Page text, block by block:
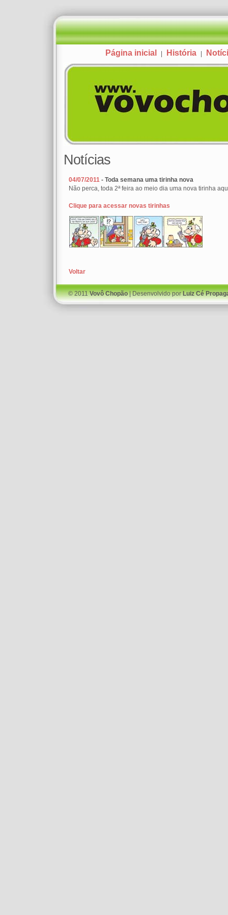
Página inicial História
Notícias
04/07/2011 - Toda semana uma tirinha nova
Não perca, toda 2ª feira ao meio dia uma nova tirinha
Clique para acessar novas tirinhas
Voltar
© 2011Vovô Chopão| Desenvolvido porLuiz Cé